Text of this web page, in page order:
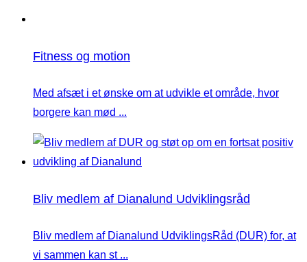
Fitness og motion
Med afsæt i et ønske om at udvikle et område, hvor
borgere kan mød ...
Bliv medlem af Dianalund Udviklingsråd
Bliv medlem af Dianalund UdviklingsRåd (DUR) for, at
vi sammen kan st ...